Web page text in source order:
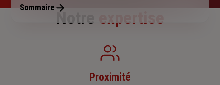
Sommaire
Notre expertise
Proximité